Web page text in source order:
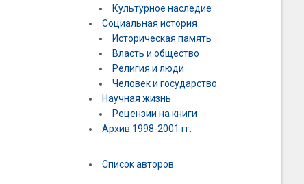
Культурное наследие
Социальная история
Историческая память
Власть и общество
Религия и люди
Человек и государство
Научная жизнь
Рецензии на книги
Архив 1998-2001 гг.
Список авторов